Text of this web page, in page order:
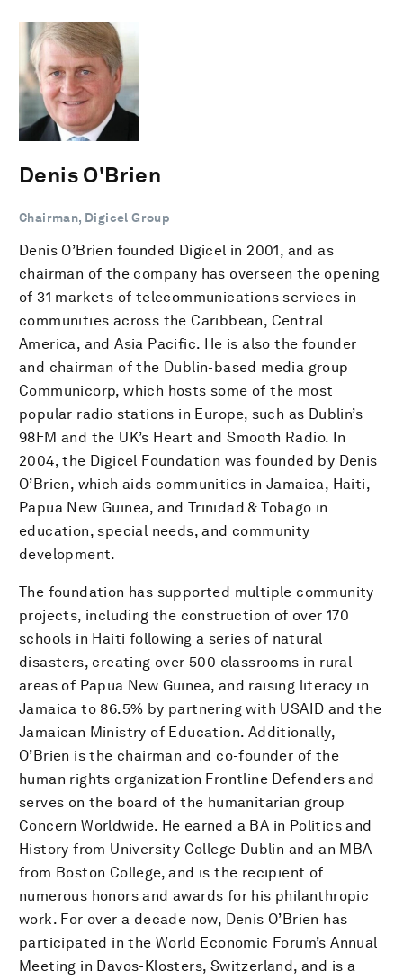
Denis O'Brien
Chairman, Digicel Group
Denis O’Brien founded Digicel in 2001, and as
chairman of the company has overseen the opening
of 31 markets of telecommunications services in
communities across the Caribbean, Central
America, and Asia Pacific. He is also the founder
and chairman of the Dublin-based media group
Communicorp, which hosts some of the most
popular radio stations in Europe, such as Dublin’s
98FM and the UK’s Heart and Smooth Radio. In
2004, the Digicel Foundation was founded by Denis
O’Brien, which aids communities in Jamaica, Haiti,
Papua New Guinea, and Trinidad & Tobago in
education, special needs, and community
development.
The foundation has supported multiple community
projects, including the construction of over 170
schools in Haiti following a series of natural
disasters, creating over 500 classrooms in rural
areas of Papua New Guinea, and raising literacy in
Jamaica to 86.5% by partnering with USAID and the
Jamaican Ministry of Education. Additionally,
O’Brien is the chairman and co-founder of the
human rights organization Frontline Defenders and
serves on the board of the humanitarian group
Concern Worldwide. He earned a BA in Politics and
History from University College Dublin and an MBA
from Boston College, and is the recipient of
numerous honors and awards for his philanthropic
work. For over a decade now, Denis O’Brien has
participated in the World Economic Forum’s Annual
Meeting in Davos-Klosters, Switzerland, and is a